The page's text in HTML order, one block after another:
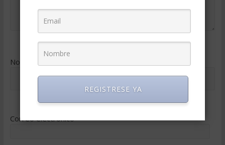
Nombre
Correo electrónico*
REGISTRESE YA